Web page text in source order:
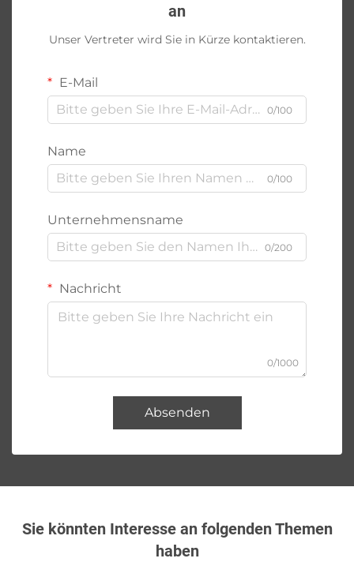
an
Unser Vertreter wird Sie in Kürze kontaktieren.
E-Mail
0/100
Name
0/100
Unternehmensname
0/200
Nachricht
0/1000
Absenden
Sie könnten Interesse an folgenden Themen
haben